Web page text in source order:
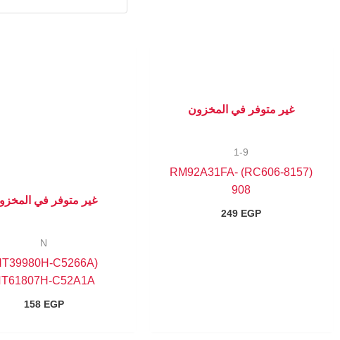
غير متوفر في المخزون
1-9
(8157-RC606) RM92A31FA-
908
249 EGP
غير متوفر في
N
C52A1A
158 EGP